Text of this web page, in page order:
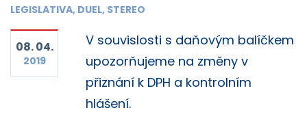
LEGISLATIVA, DUEL, STEREO
08. 04.
2019
V souvislosti s daňovým balíčkem
upozorňujeme na změny v
přiznání k DPH a kontrolním
hlášení.